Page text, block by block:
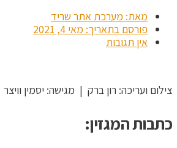
מאת: מערכת אתר שריד
פורסם בתאריך: מאי 4, 2021
אין תגובות
צילום ועריכה: רון ברק | מגישה: יסמין וויצר
כתבות המגזין: